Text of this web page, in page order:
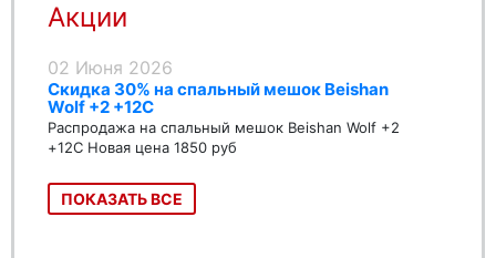
Акции
02 Июня 2026
Скидка 30% на спальный мешок Beishan
Wolf +2 +12C
Распродажа на спальный мешок Beishan Wolf +2
+12C Новая цена 1850 руб
ПОКАЗАТЬ ВСЕ